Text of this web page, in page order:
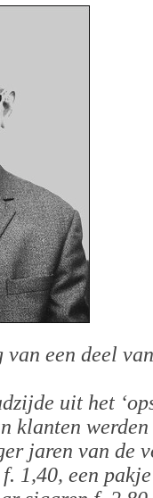
een deel
uit het
klanten werden
jaren van de
1,40, een